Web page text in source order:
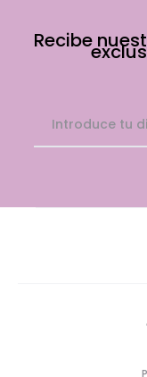
Recibe